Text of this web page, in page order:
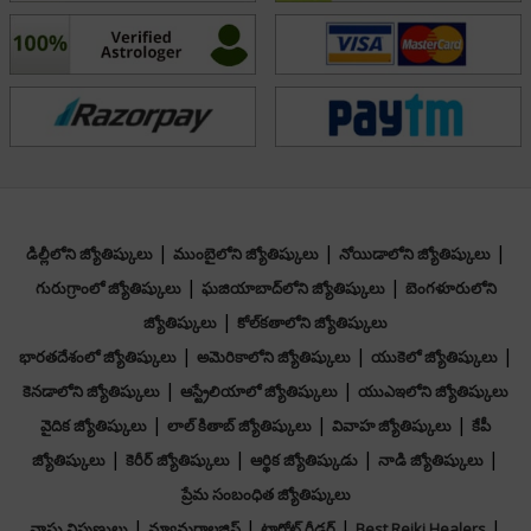
డిల్లీలోని జ్యోతిష్కులు| ముంబైలోని జ్యోతిష్కులు| నోయిడాలోని జ్యోతిష్కులు|
గురుగ్రాంలో జ్యోతిష్కులు| ఘజియాబాద్‌లోని జ్యోతిష్కులు| బెంగళూరులోని
జ్యోతిష్కులు | కోల్‌కతాలోని జ్యోతిష్కులు
భారతదేశంలో జ్యోతిష్కులు| అమెరికాలోని జ్యోతిష్కులు| యుకెలో జ్యోతిష్కులు|
కెనడాలోని జ్యోతిష్కులు | ఆస్ట్రేలియాలో జ్యోతిష్కులు | యుఎఇలోని జ్యోతిష్కులు
వైదిక జ్యోతిష్కులు | లాల్ కితాబ్ జ్యోతిష్కులు | వివాహ జ్యోతిష్కులు | కేపీ
జ్యోతిష్కులు | కెరీర్ జ్యోతిష్కులు | ఆర్థిక జ్యోతిష్కుడు | నాడి జ్యోతిష్కులు |
ప్రేమ సంబంధిత జ్యోతిష్కులు